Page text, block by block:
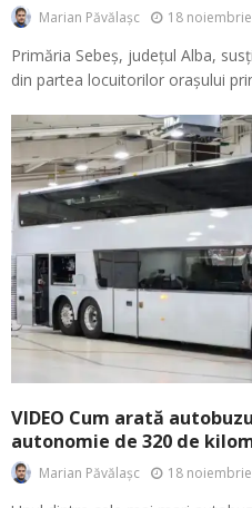
Marian Păvălașc 18
Primăria Sebeș, județul Alba,
din partea locuitorilor orașului
VIDEO Cum arată
autonomie de 320 de
Marian Păvălașc 18